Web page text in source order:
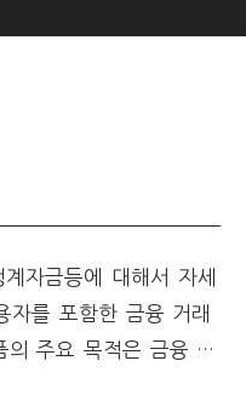
자금등에 대해서 자세
자를 포함한 금융 거래
의 주요 목적은 금융 …